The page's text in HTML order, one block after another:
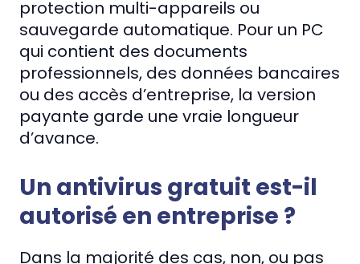
protection multi-appareils ou
sauvegarde automatique. Pour un PC
qui contient des documents
professionnels, des données bancaires
ou des accès d’entreprise, la version
payante garde une vraie longueur
d’avance.
Un antivirus gratuit est-il
autorisé en entreprise ?
Dans la majorité des cas, non, ou pas